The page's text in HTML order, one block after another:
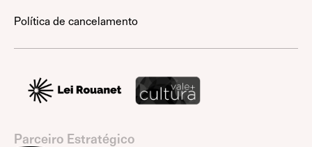
Política de cancelamento
Parceiro Estratégico